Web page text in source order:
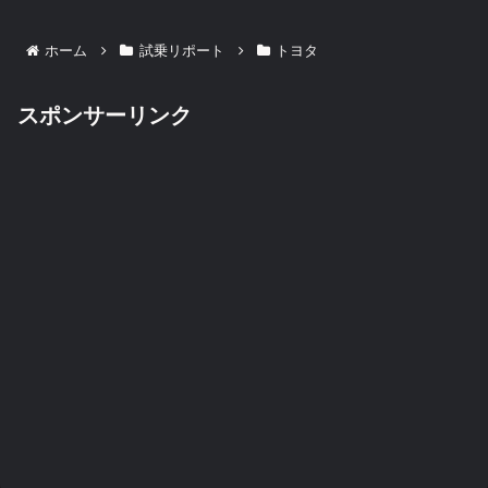
ホーム 試乗リポート トヨタ
スポンサーリンク